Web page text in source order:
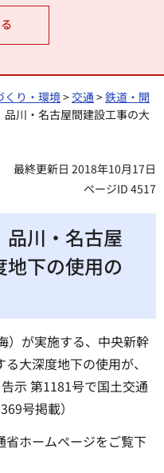
くり・環境>交通>鉄道・開
川・名古屋間建設工事の大
最終更新日 2018年10月17日
ページID 4517
川・名古屋
地下の使用の
）が実施する、中央新幹
大深度地下の使用が、
示 第1181号で国土交通
号掲載）
ホームページをご覧下